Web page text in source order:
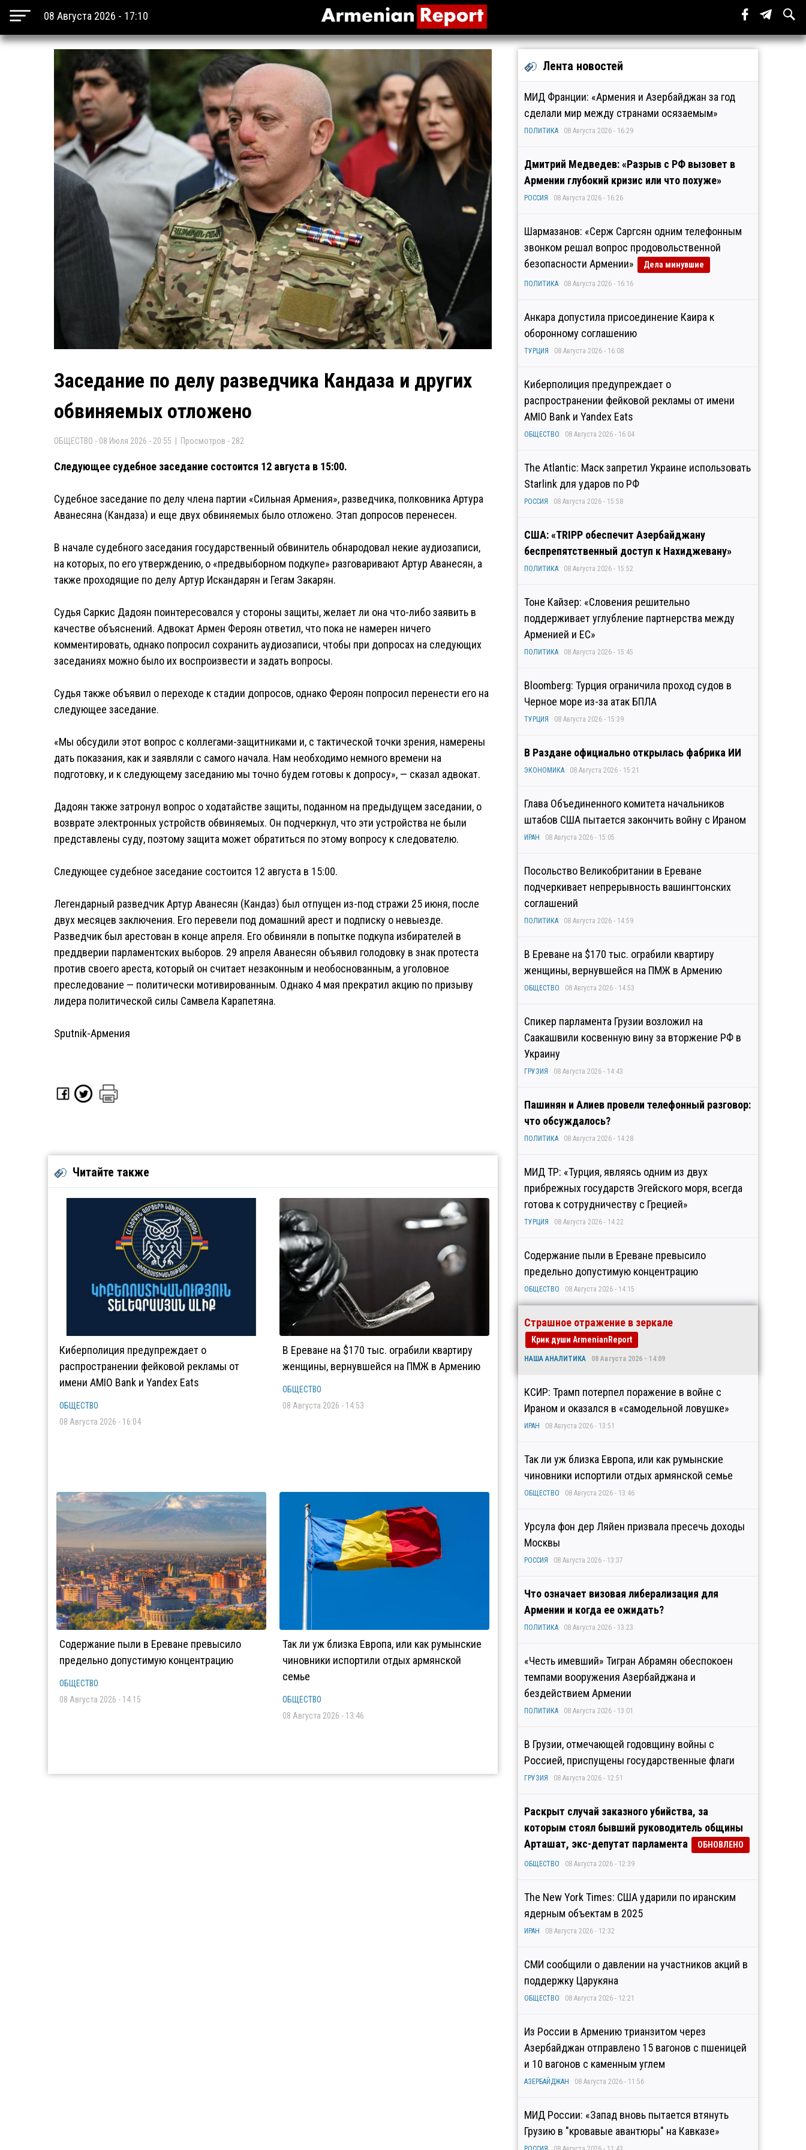
08 Августа 2026 - 17:10
Заседание по делу разведчика Кандаза и других
обвиняемых отложено
ОБЩЕСТВО - 08 Июля 2026 - 20:55 | Просмотров - 282
Следующее судебное заседание состоится 12 августа в 15:00.
Судебное заседание по делу члена партии «Сильная Армения», разведчика, полковника Артура
Аванесяна (Кандаза) и еще двух обвиняемых было отложено. Этап допросов перенесен.
В начале судебного заседания государственный обвинитель обнародовал некие аудиозаписи,
на которых, по его утверждению, о «предвыборном подкупе» разговаривают Артур Аванесян, а
также проходящие по делу Артур Искандарян и Гегам Закарян.
Судья Саркис Дадоян поинтересовался у стороны защиты, желает ли она что-либо заявить в
качестве объяснений. Адвокат Армен Фероян ответил, что пока не намерен ничего
комментировать, однако попросил сохранить аудиозаписи, чтобы при допросах на следующих
заседаниях можно было их воспроизвести и задать вопросы.
Судья также объявил о переходе к стадии допросов, однако Фероян попросил перенести его на
следующее заседание.
«Мы обсудили этот вопрос с коллегами-защитниками и, с тактической точки зрения, намерены
дать показания, как и заявляли с самого начала. Нам необходимо немного времени на
подготовку, и к следующему заседанию мы точно будем готовы к допросу», — сказал адвокат.
Дадоян также затронул вопрос о ходатайстве защиты, поданном на предыдущем заседании, о
возврате электронных устройств обвиняемых. Он подчеркнул, что эти устройства не были
представлены суду, поэтому защита может обратиться по этому вопросу к следователю.
Следующее судебное заседание состоится 12 августа в 15:00.
Легендарный разведчик Артур Аванесян (Кандаз) был отпущен из-под стражи 25 июня, после
двух месяцев заключения. Его перевели под домашний арест и подписку о невыезде.
Разведчик был арестован в конце апреля. Его обвиняли в попытке подкупа избирателей в
преддверии парламентских выборов. 29 апреля Аванесян объявил голодовку в знак протеста
против своего ареста, который он считает незаконным и необоснованным, а уголовное
преследование — политически мотивированным. Однако 4 мая прекратил акцию по призыву
лидера политической силы Самвела Карапетяна.
Sputnik-Армения
Читайте также
Киберполиция предупреждает о
распространении фейковой рекламы от
имени AMIO Bank и Yandex Eats
ОБЩЕСТВО
08 Августа 2026 - 16:04
В Ереване на $170 тыс. ограбили квартиру
женщины, вернувшейся на ПМЖ в Армению
ОБЩЕСТВО
08 Августа 2026 - 14:53
Содержание пыли в Ереване превысило
предельно допустимую концентрацию
ОБЩЕСТВО
08 Августа 2026 - 14:15
Так ли уж близка Европа, или как румынские
чиновники испортили отдых армянской
семье
ОБЩЕСТВО
08 Августа 2026 - 13:46
Лента новостей
МИД Франции: «Армения и Азербайджан за год
сделали мир между странами осязаемым»
ПОЛИТИКА 08 Августа 2026 - 16:29
Дмитрий Медведев: «Разрыв с РФ вызовет в
Армении глубокий кризис или что похуже»
РОССИЯ 08 Августа 2026 - 16:26
Шармазанов: «Серж Саргсян одним телефонным
звонком решал вопрос продовольственной
безопасности Армении»
Дела минувшие
ПОЛИТИКА 08 Августа 2026 - 16:16
Анкара допустила присоединение Каира к
оборонному соглашению
ТУРЦИЯ 08 Августа 2026 - 16:08
Киберполиция предупреждает о
распространении фейковой рекламы от имени
AMIO Bank и Yandex Eats
ОБЩЕСТВО 08 Августа 2026 - 16:04
The Atlantic: Маск запретил Украине использовать
Starlink для ударов по РФ
РОССИЯ 08 Августа 2026 - 15:58
США: «TRIPP обеспечит Азербайджану
беспрепятственный доступ к Нахиджевану»
ПОЛИТИКА 08 Августа 2026 - 15:52
Тоне Кайзер: «Словения решительно
поддерживает углубление партнерства между
Арменией и ЕС»
ПОЛИТИКА 08 Августа 2026 - 15:45
Bloomberg: Турция ограничила проход судов в
Черное море из-за атак БПЛА
ТУРЦИЯ 08 Августа 2026 - 15:39
В Раздане официально открылась фабрика ИИ
ЭКОНОМИКА 08 Августа 2026 - 15:21
Глава Объединенного комитета начальников
штабов США пытается закончить войну с Ираном
ИРАН 08 Августа 2026 - 15:05
Посольство Великобритании в Ереване
подчеркивает непрерывность вашингтонских
соглашений
ПОЛИТИКА 08 Августа 2026 - 14:59
В Ереване на $170 тыс. ограбили квартиру
женщины, вернувшейся на ПМЖ в Армению
ОБЩЕСТВО 08 Августа 2026 - 14:53
Спикер парламента Грузии возложил на
Саакашвили косвенную вину за вторжение РФ в
Украину
ГРУЗИЯ 08 Августа 2026 - 14:43
Пашинян и Алиев провели телефонный разговор:
что обсуждалось?
ПОЛИТИКА 08 Августа 2026 - 14:28
МИД ТР: «Турция, являясь одним из двух
прибрежных государств Эгейского моря, всегда
готова к сотрудничеству с Грецией»
ТУРЦИЯ 08 Августа 2026 - 14:22
Содержание пыли в Ереване превысило
предельно допустимую концентрацию
ОБЩЕСТВО 08 Августа 2026 - 14:15
Страшное отражение в зеркале
Крик души ArmenianReport
НАША АНАЛИТИКА 08 Августа 2026 - 14:09
КСИР: Трамп потерпел поражение в войне с
Ираном и оказался в «самодельной ловушке»
ИРАН 08 Августа 2026 - 13:51
Так ли уж близка Европа, или как румынские
чиновники испортили отдых армянской семье
ОБЩЕСТВО 08 Августа 2026 - 13:46
Урсула фон дер Ляйен призвала пресечь доходы
Москвы
РОССИЯ 08 Августа 2026 - 13:37
Что означает визовая либерализация для
Армении и когда ее ожидать?
ПОЛИТИКА 08 Августа 2026 - 13:23
«Честь имевший» Тигран Абрамян обеспокоен
темпами вооружения Азербайджана и
бездействием Армении
ПОЛИТИКА 08 Августа 2026 - 13:01
В Грузии, отмечающей годовщину войны с
Россией, приспущены государственные флаги
ГРУЗИЯ 08 Августа 2026 - 12:51
Раскрыт случай заказного убийства, за
которым стоял бывший руководитель общины
Арташат, экс-депутат парламента
ОБНОВЛЕНО
ОБЩЕСТВО 08 Августа 2026 - 12:39
The New York Times: США ударили по иранским
ядерным объектам в 2025
ИРАН 08 Августа 2026 - 12:32
СМИ сообщили о давлении на участников акций в
поддержку Царукяна
ОБЩЕСТВО 08 Августа 2026 - 12:21
Из России в Армению трианзитом через
Азербайджан отправлено 15 вагонов с пшеницей
и 10 вагонов с каменным углем
АЗЕРБАЙДЖАН 08 Августа 2026 - 11:56
МИД России: «Запад вновь пытается втянуть
Грузию в "кровавые авантюры" на Кавказе»